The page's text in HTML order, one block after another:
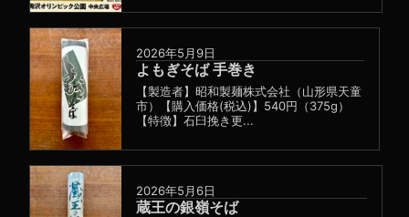
2026年5月9日
よもぎそば 手巻き
【製造者】昭和製麺株式会社（山形県天童
市）【購入価格(税込)】540円（375g）
【特徴】石臼挽き更...
2026年5月6日
蔵王の銀嶺そば